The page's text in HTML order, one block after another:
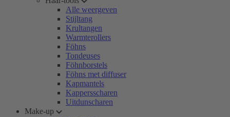
Alle weergeven
Stijltang
Krultangen
Warmterollers
Föhns
Tondeuses
Föhnborstels
Föhns met diffuser
Kapmantels
Kappersscharen
Uitdunscharen
Make-up